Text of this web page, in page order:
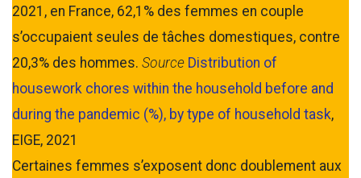
2021, en France, 62,1% des femmes en couple
s’occupaient seules de tâches domestiques, contre
20,3% des hommes. Source Distribution of
housework chores within the household before and
during the pandemic (%), by type of household task,
EIGE, 2021
Certaines femmes s’exposent donc doublement aux